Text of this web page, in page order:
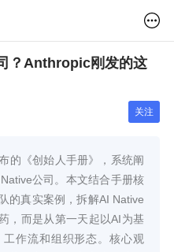
？Anthropic刚发的这
关注
的《创始人手册》，系统阐
公司。本文结合手册核
的真实案例，拆解AI Native
，而是从第一天起以AI为基
作流和组织形态。核心观